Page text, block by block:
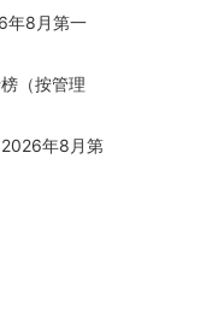
港交所，为
供商
年8月第一
（按管理
2026年8月第